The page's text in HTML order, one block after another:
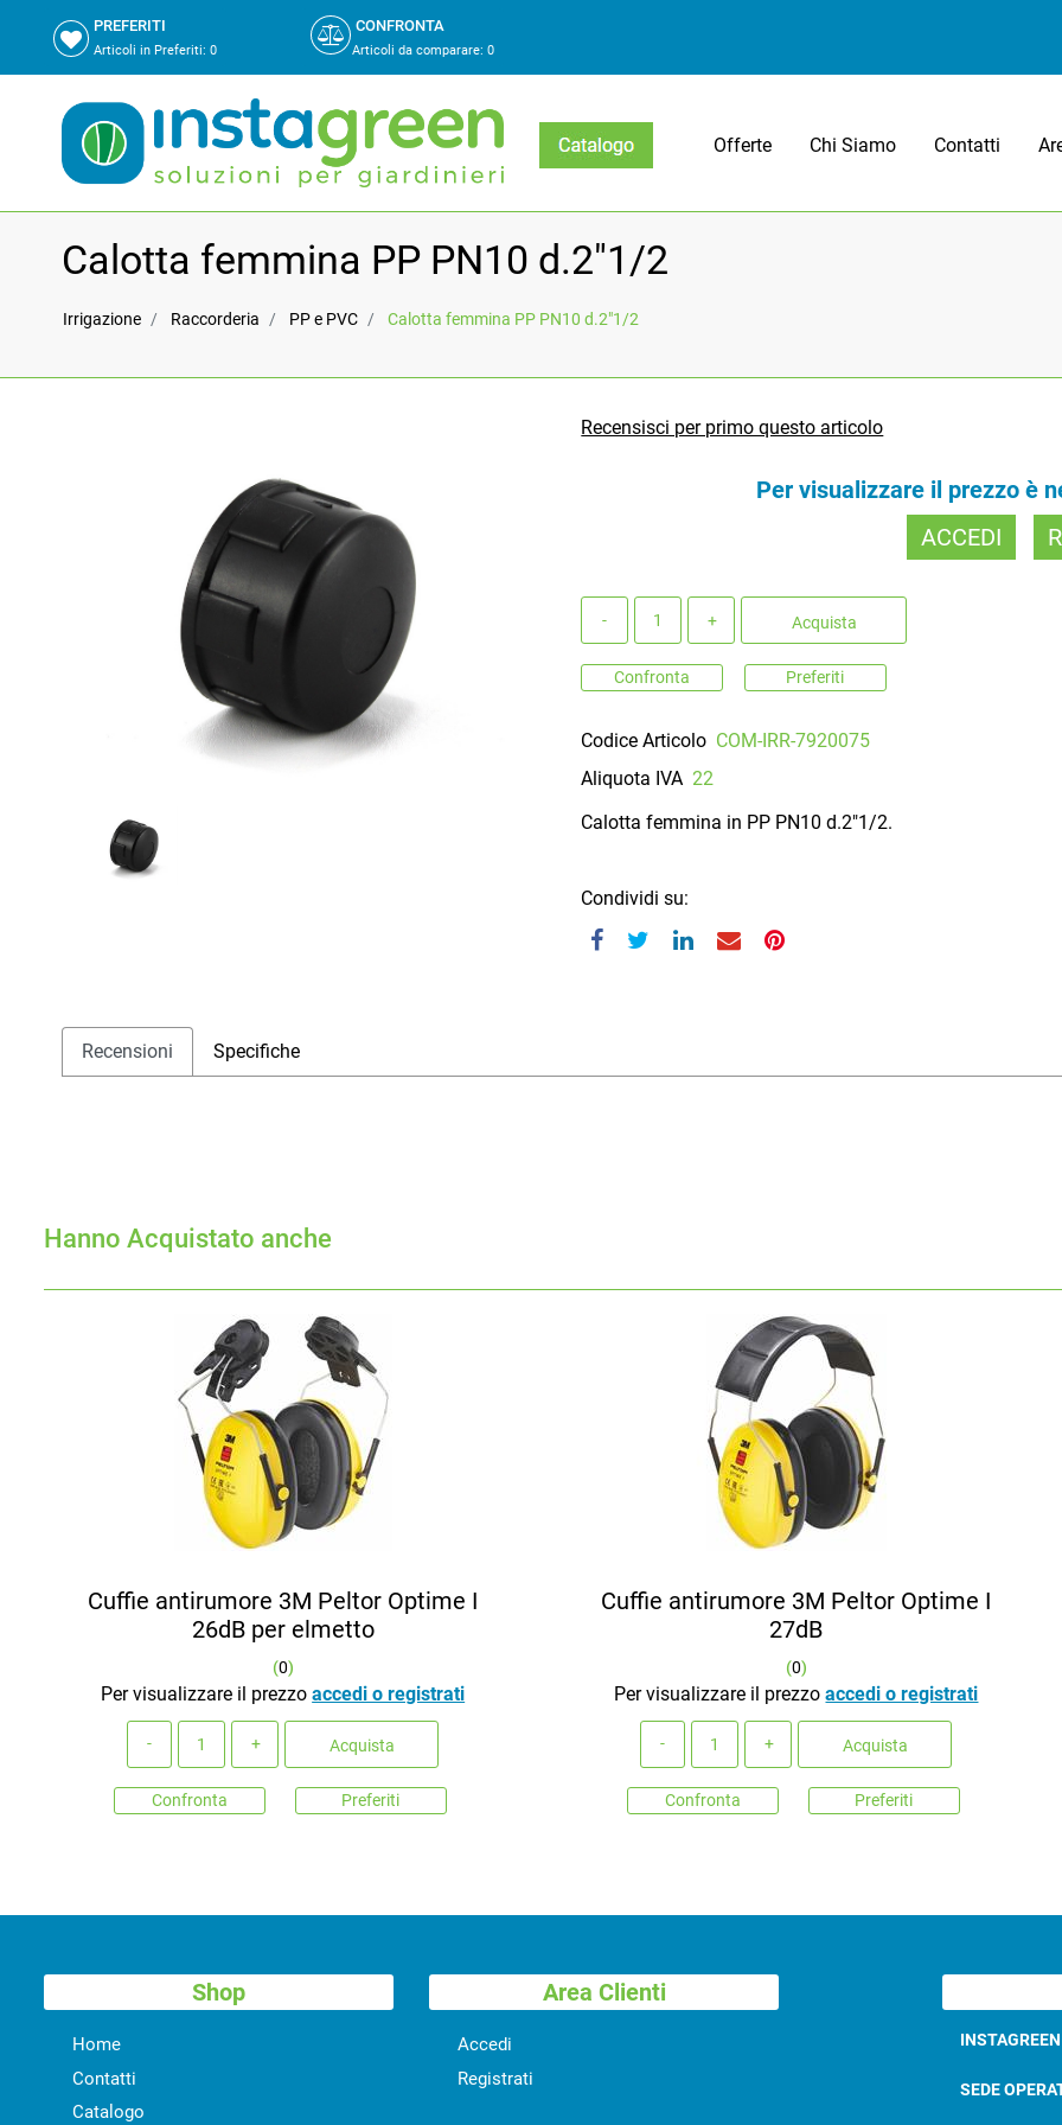
PREFERITI
Articoli in Preferiti: 0
CONFRONTA
Articoli da comparare: 0
Offerte Chi Siamo Contatti
Calotta femmina PP PN10 d.2"1/2
Irrigazione Raccorderia PP e PVC Calotta femmina PP PN10 d.2"1/2
Recensisci per primo questo articolo
Per visualizzare il prezzo è
ACCEDI
Acquista
Confronta Preferiti
Codice Articolo COM-IRR-7920075
Aliquota IVA 22
Calotta femmina in PP PN10 d.2"1/2.
Condividi su:
Recensioni Specifiche
Hanno Acquistato anche
Cuffie antirumore 3M Peltor Optime I
26dB per elmetto
(0)
Per visualizzare il prezzoaccedi o registrati
Acquista
Confronta Preferiti
Cuffie antirumore 3M Peltor Optime I
27dB
(0)
Per visualizzare il prezzoaccedi o registrati
Acquista
Confronta Preferiti
Shop
Home
Contatti
Catalogo
Area Clienti
Accedi
Registrati
SEDE